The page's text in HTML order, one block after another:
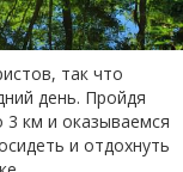
так что
день. Пройдя
км и оказываемся
и отдохнуть